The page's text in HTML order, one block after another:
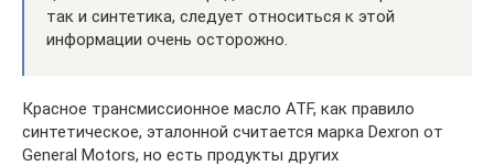
так и синтетика, следует относиться к этой
информации очень осторожно.
Красное трансмиссионное масло ATF, как правило
синтетическое, эталонной считается марка Dexron от
General Motors, но есть продукты других